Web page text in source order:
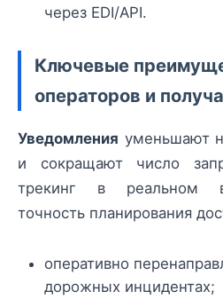
через EDI/API.
Ключевые
операторов и
Уведомления уменьшают
и сокращают число
трекинг в реальном
точность планирования
оперативно
дорожных инцидентах;